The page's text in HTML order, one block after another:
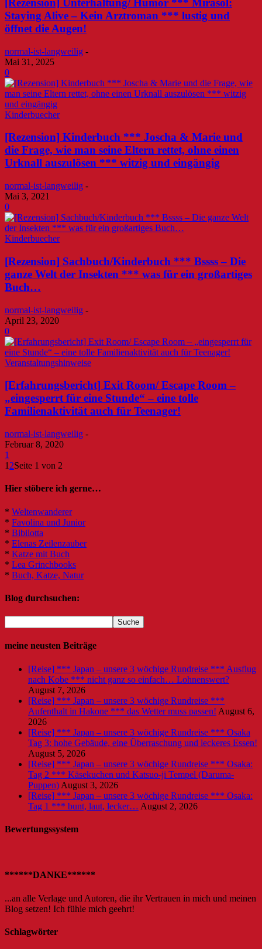
[Rezension] Unterhaltung/ Humor *** Mirasol:
Staying Alive – Kein Arztroman *** lustig und
öffnet die Augen!
normal-ist-langweilig -
Mai 31, 2025
0
Kinderbuecher
[Rezension] Kinderbuch *** Joscha & Marie und
die Frage, wie man seine Eltern rettet, ohne einen
Urknall auszulösen *** witzig und eingängig
normal-ist-langweilig -
Mai 3, 2021
0
Kinderbuecher
[Rezension] Sachbuch/Kinderbuch *** Bssss – Die
ganze Welt der Insekten *** was für ein großartiges
Buch…
normal-ist-langweilig -
April 23, 2020
0
Veranstaltungshinweise
[Erfahrungsbericht] Exit Room/ Escape Room –
„eingesperrt für eine Stunde“ – eine tolle
Familienaktivität auch für Teenager!
normal-ist-langweilig -
Februar 8, 2020
1
1 2Seite 1 von 2
Hier stöbere ich gerne…
* Weltenwanderer
* Favolina und Junior
* Bibilotta
* Elenas Zeilenzauber
* Katze mit Buch
* Lea Grinchbooks
* Buch, Katze, Natur
Blog durchsuchen:
meine neusten Beiträge
[Reise] *** Japan – unsere 3 wöchige Rundreise *** Ausflug
nach Kobe *** nicht ganz so einfach… Lohnenswert?
August 7, 2026
[Reise] *** Japan – unsere 3 wöchige Rundreise ***
Aufenthalt in Hakone *** das Wetter muss passen! August 6,
2026
[Reise] *** Japan – unsere 3 wöchige Rundreise *** Osaka
Tag 3: hohe Gebäude, eine Überraschung und leckeres Essen!
August 5, 2026
[Reise] *** Japan – unsere 3 wöchige Rundreise *** Osaka:
Tag 2 *** Käsekuchen und Katsuo-ji Tempel (Daruma-
Puppen) August 3, 2026
[Reise] *** Japan – unsere 3 wöchige Rundreise *** Osaka:
Tag 1 *** bunt, laut, lecker… August 2, 2026
Bewertungssystem
******DANKE******
...an alle Verlage und Autoren, die ihr Vertrauen in mich und meinen
Blog setzen! Ich fühle mich geehrt!
Schlagwörter